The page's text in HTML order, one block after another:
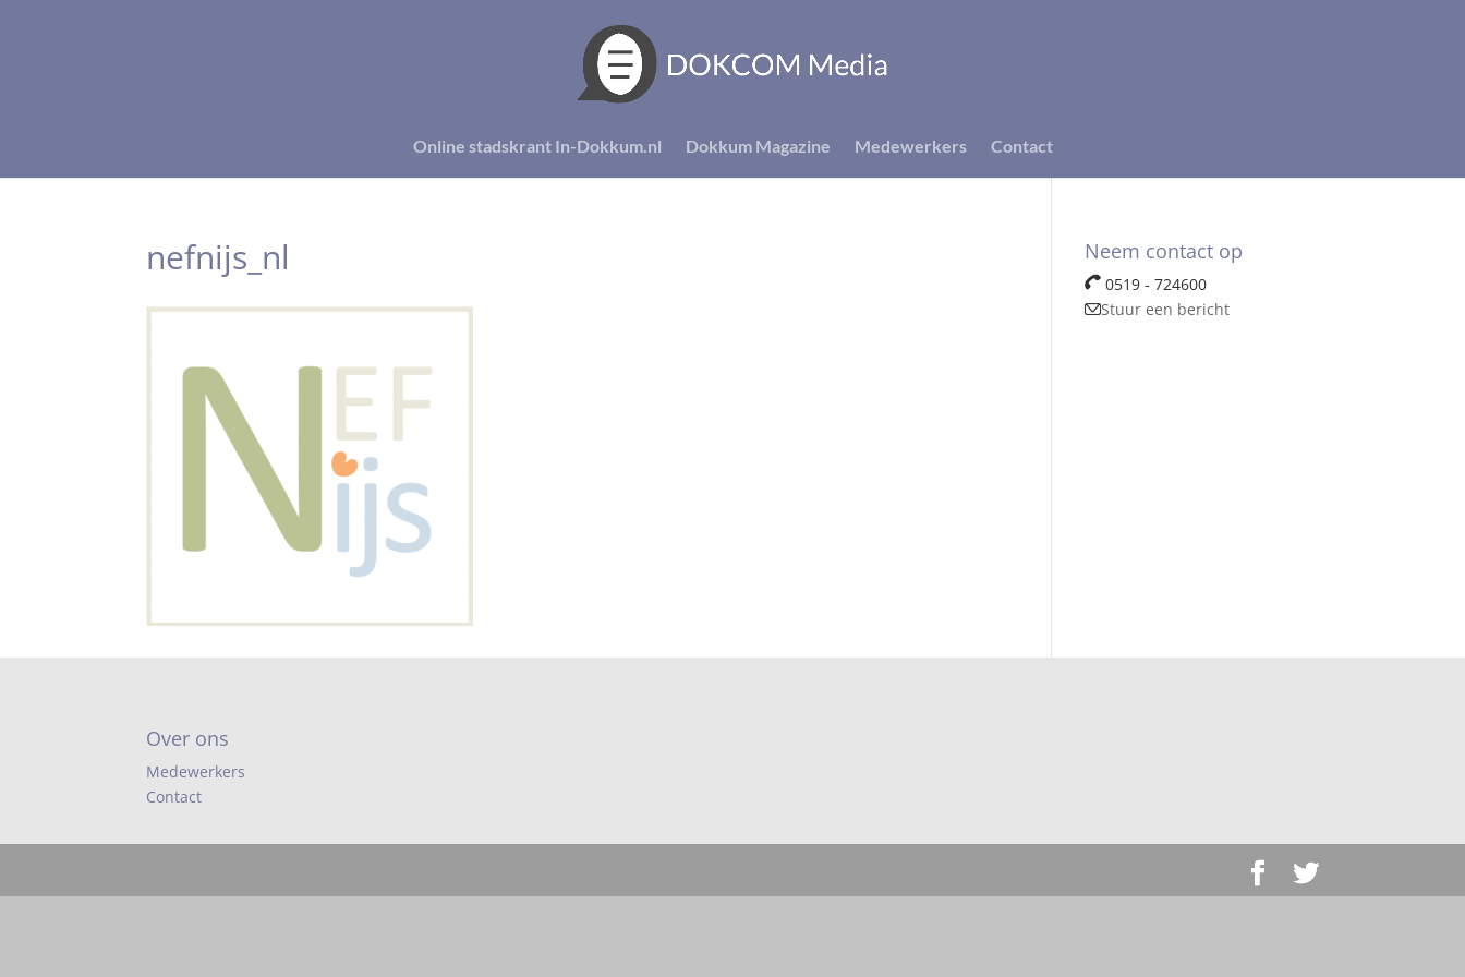
Online stadskrant In-Dokkum.nl Dokkum Magazine Medewerkers Contact
nefnijs_nl Neem contact op
0519 - 724600
Stuur een bericht
Over ons
Medewerkers
Contact